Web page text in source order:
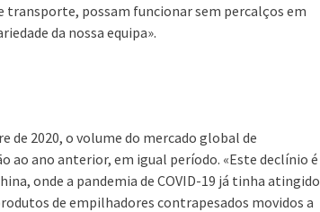
possam funcionar sem percalços em
da nossa equipa».
de 2020, o volume do mercado global de
ao ano anterior, em igual período. «Este declínio é
onde a pandemia de COVID-19 já tinha atingido
de empilhadores contrapesados movidos a